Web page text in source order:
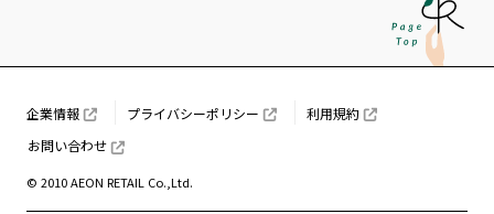
企業情報 プライバシーポリシー
利用規約
お問い合わせ
© 2010 AEON RETAIL Co.,Ltd.